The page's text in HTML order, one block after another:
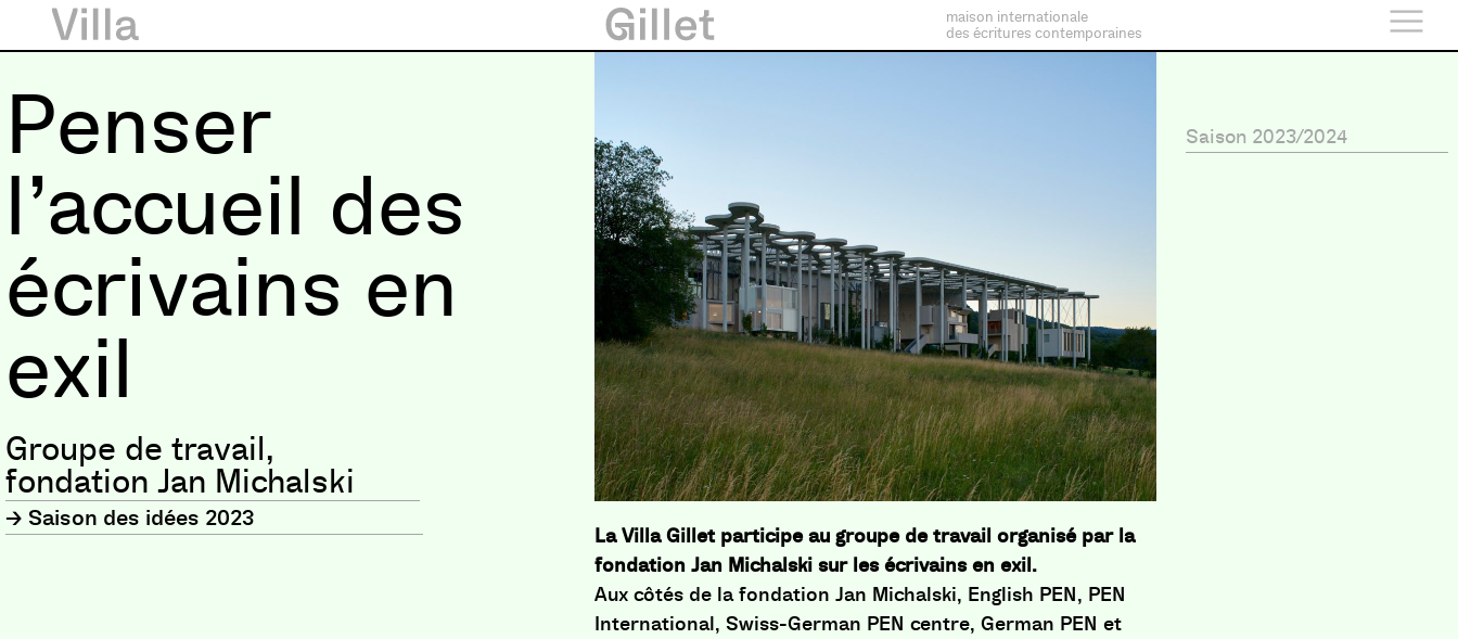
maison internationale
des écritures contemporaines
Penser
l’accueil des
écrivains en
exil
Groupe de travail,
fondation Jan Michalski
Saison des idées 2023
La Villa Gillet participe au groupe de travail organisé par la
fondation Jan Michalski sur les écrivains en exil.
Aux côtés de la fondation Jan Michalski, English PEN, PEN
International, Swiss-German PEN centre, German PEN et
Saison 2023/2024